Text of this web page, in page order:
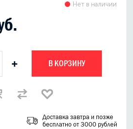
Нет в наличии
+ В КОРЗИНУ
Доставка завтра и позже
бесплатно от 3000 рублей